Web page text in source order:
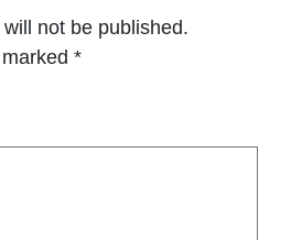
not be published.
*